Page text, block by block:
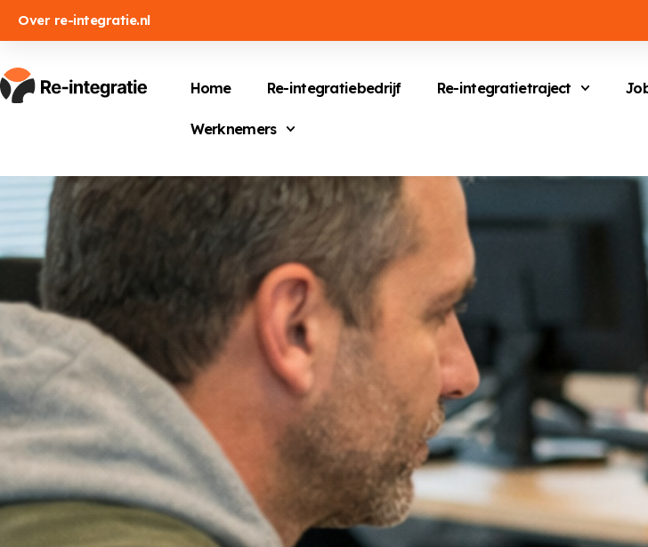
Over re-integratie.nl
Home Re-integratiebedrijf Re-integratietraject
Werknemers